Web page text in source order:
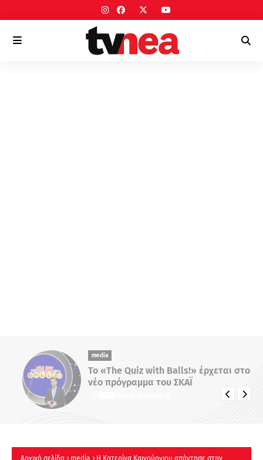
media
Το «The Quiz with Balls!» έρχεται στο
νέο πρόγραμμα του ΣΚΑΪ
Αρχική σελίδα media
Η Κατερίνα Καινούργιου απάντησε στην